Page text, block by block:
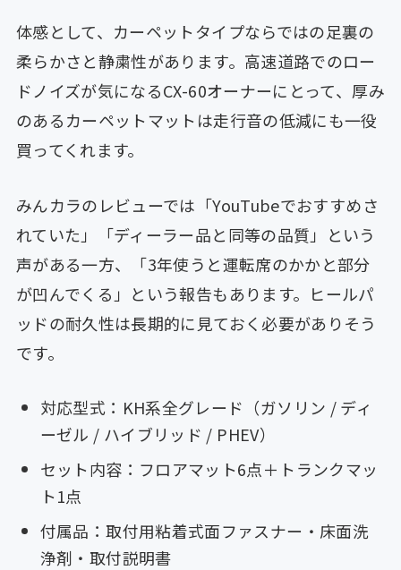
体感として、カーペットタイプならではの足裏の
柔らかさと静粛性があります。高速道路でのロー
ドノイズが気になるCX-60オーナーにとって、厚み
のあるカーペットマットは走行音の低減にも一役
買ってくれます。
みんカラのレビューでは「YouTubeでおすすめさ
れていた」「ディーラー品と同等の品質」という
声がある一方、「3年使うと運転席のかかと部分
が凹んでくる」という報告もあります。ヒールパ
ッドの耐久性は長期的に見ておく必要がありそう
です。
対応型式：KH系全グレード（ガソリン / ディ
ーゼル / ハイブリッド / PHEV）
セット内容：フロアマット6点＋トランクマッ
ト1点
付属品：取付用粘着式面ファスナー・床面洗
浄剤・取付説明書